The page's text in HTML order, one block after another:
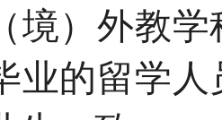
境）外教
业的留学